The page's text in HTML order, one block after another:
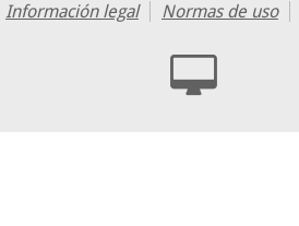
Información legal Normas de uso